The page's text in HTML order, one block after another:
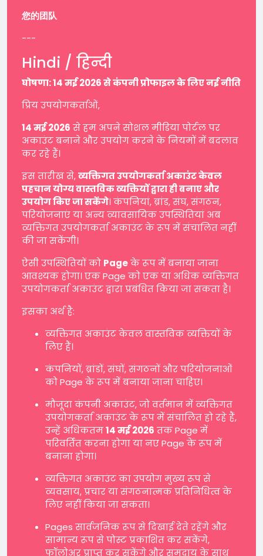
您的团队
---
Hindi / हिन्दी
घोषणा: 14 मई 2026 से कंपनी प्रोफाइल के लिए नई नीति
प्रिय उपयोगकर्ताओं,
14 मई 2026 से हम अपने सोशल मीडिया पोर्टल पर
अकाउंट बनाने और उपयोग करने के नियमों में बदलाव
कर रहे हैं।
इस तारीख से,व्यक्तिगत उपयोगकर्ता अकाउंट केवल
पहचान योग्य वास्तविक व्यक्तियों द्वारा ही बनाए और
उपयोग किए जा सकेंगे। कंपनियां, ब्रांड, संघ, संगठन,
परियोजनाएं या अन्य व्यावसायिक उपस्थितियां अब
व्यक्तिगत उपयोगकर्ता अकाउंट के रूप में संचालित नहीं
की जा सकेंगी।
ऐसी उपस्थितियों को Pageके रूप में बनाया जाना
आवश्यक होगा। एक Page को एक या अधिक व्यक्तिगत
उपयोगकर्ता अकाउंट द्वारा प्रबंधित किया जा सकता है।
इसका अर्थ है:
व्यक्तिगत अकाउंट केवल वास्तविक व्यक्तियों के
लिए हैं।
कंपनियों, ब्रांडों, संघों, संगठनों और परियोजनाओं
को Page के रूप में बनाया जाना चाहिए।
मौजूदा कंपनी अकाउंट, जो वर्तमान में व्यक्तिगत
उपयोगकर्ता अकाउंट के रूप में संचालित हो रहे हैं,
उन्हें अधिकतम14 मई 2026 तक Page में
परिवर्तित करना होगा या नए Page के रूप में
बनाना होगा।
व्यक्तिगत अकाउंट का उपयोग मुख्य रूप से
व्यवसाय, प्रचार या संगठनात्मक प्रतिनिधित्व के
लिए नहीं किया जा सकता।
Pages सार्वजनिक रूप से दिखाई देते रहेंगे और
सामान्य रूप से पोस्ट प्रकाशित कर सकेंगे,
फॉलोअर प्राप्त कर सकेंगे और समुदाय के साथ